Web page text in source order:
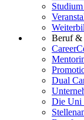
Beruf &
Dual
Die Uni